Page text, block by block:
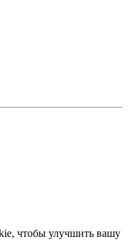
чтобы улучшить вашу